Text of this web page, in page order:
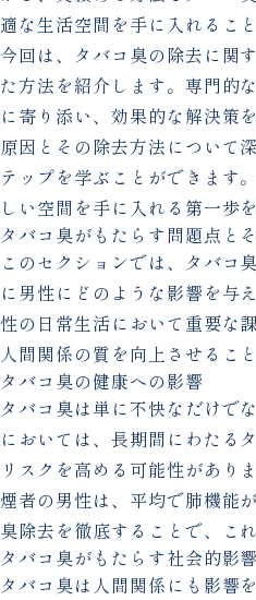
適な生活空間を手に入れるこ
今回は、タバコ臭の除去に関
た方法を紹介します。専門的
に寄り添い、効果的な解決策
原因とその除去方法について
テップを学ぶことができます
しい空間を手に入れる第一歩
タバコ臭がもたらす問題点と
このセクションでは、タバコ
に男性にどのような影響を与
性の日常生活において重要な
人間関係の質を向上させるこ
タバコ臭の健康への影響
タバコ臭は単に不快なだけで
においては、長期間にわたる
リスクを高める可能性があり
煙者の男性は、平均で肺機能
臭除去を徹底することで、こ
タバコ臭がもたらす社会的影響
タバコ臭は人間関係にも影響